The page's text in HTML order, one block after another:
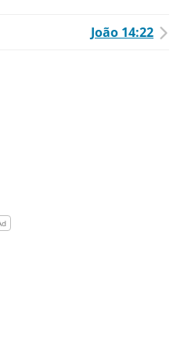
João 14:22